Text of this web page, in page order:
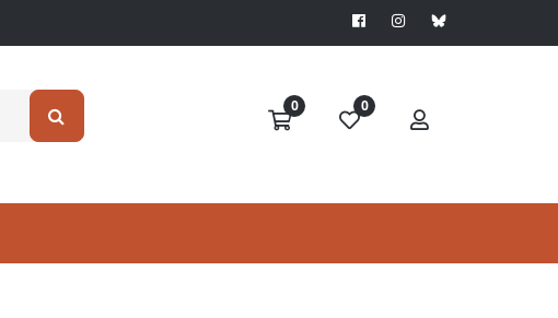
0 0